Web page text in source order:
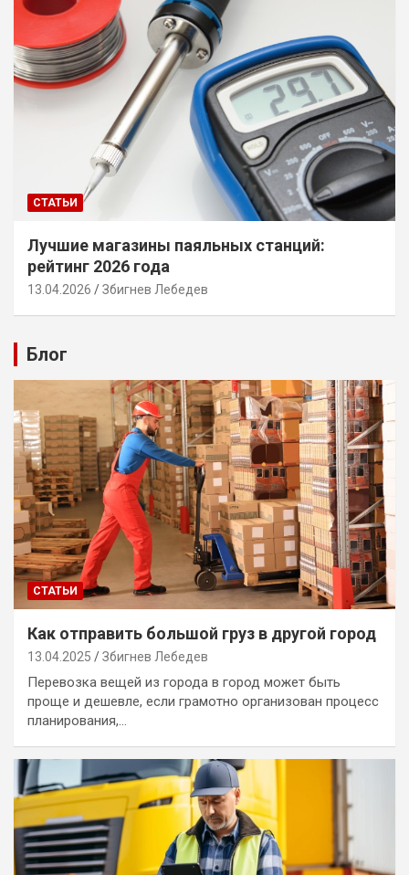
СТАТЬИ
Лучшие магазины паяльных станций:
рейтинг 2026 года
13.04.2026 Збигнев Лебедев
Блог
СТАТЬИ
Как отправить большой груз в другой город
13.04.2025 Збигнев Лебедев
Перевозка вещей из города в город может быть
проще и дешевле, если грамотно организован процесс
планирования,…